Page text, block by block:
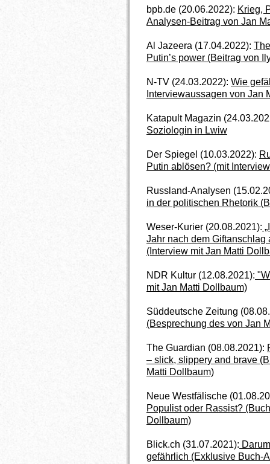
bpb.de (20.06.2022): Krieg,
Analysen-Beitrag von Jan
Al Jazeera (17.04.2022):
Putin’s power (Beitrag von
N-TV (24.03.2022): Wie
Interviewaussagen von Jan
Katapult Magazin
Soziologin in Lwiw
Der Spiegel (10.03.2022):
Putin ablösen? (mit
Russland-Analysen
in der politischen Rhetorik
Weser-Kurier (20.08.2021):
Jahr nach dem
(Interview mit Jan Matti
NDR Kultur (12.08.2021):
mit Jan Matti Dollbaum)
Süddeutsche Zeitung
(Besprechung des von Jan
The Guardian (08.08.2021):
– slick, slippery and brave
Matti Dollbaum)
Neue Westfälische
Populist oder Rassist?
Dollbaum)
Blick.ch (31.07.2021):
gefährlich (Exklusive Buch-